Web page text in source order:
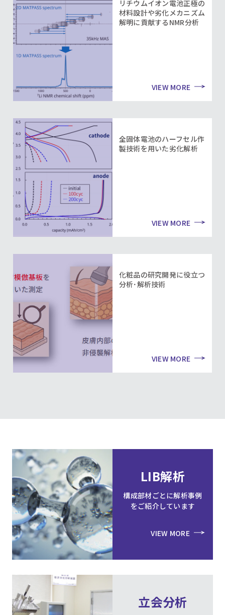
リチウムイオン電池正極の
材料設計や劣化メカニズム
解明に貢献するNMR分析
VIEW MORE
全固体電池のハーフセル作
製技術を用いた劣化解析
VIEW MORE
化粧品の研究開発に役立つ
分析･解析技術
VIEW MORE
LIB解析
構成部材ごとに解析事例
をご紹介しています
VIEW MORE
立会分析